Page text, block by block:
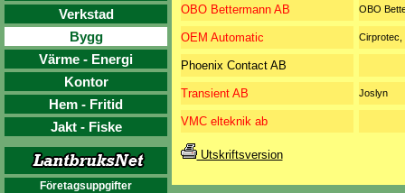
Verkstad
Bygg
Värme - Energi
Kontor
Hem - Fritid
Jakt - Fiske
Företagsuppgifter
OBO Bettermann AB OBO
OEM Automatic Cirprotec,
Phoenix Contact AB
Transient AB Joslyn
VMC elteknik ab
Utskriftsversion